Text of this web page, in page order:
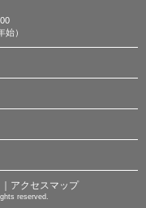
始）
｜アクセスマップ
reserved.